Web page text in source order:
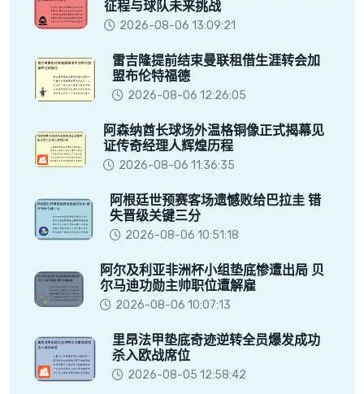
征程与球队未来挑战
2026-08-06 13:09:21
雷吉隆提前结束曼联租借生涯转会加
盟布伦特福德
2026-08-06 12:26:05
阿森纳酋长球场外温格铜像正式揭幕见
证传奇经理人辉煌历程
2026-08-06 11:36:35
阿根廷世预赛客场遗憾败给巴拉圭 错
失晋级关键三分
2026-08-06 10:51:18
阿尔及利亚非洲杯小组垫底惨遭出局 贝
尔马迪功勋主帅职位遭解雇
2026-08-06 10:07:13
里昂法甲垫底奇迹逆转全员爆发成功
杀入欧战席位
2026-08-05 12:58:42